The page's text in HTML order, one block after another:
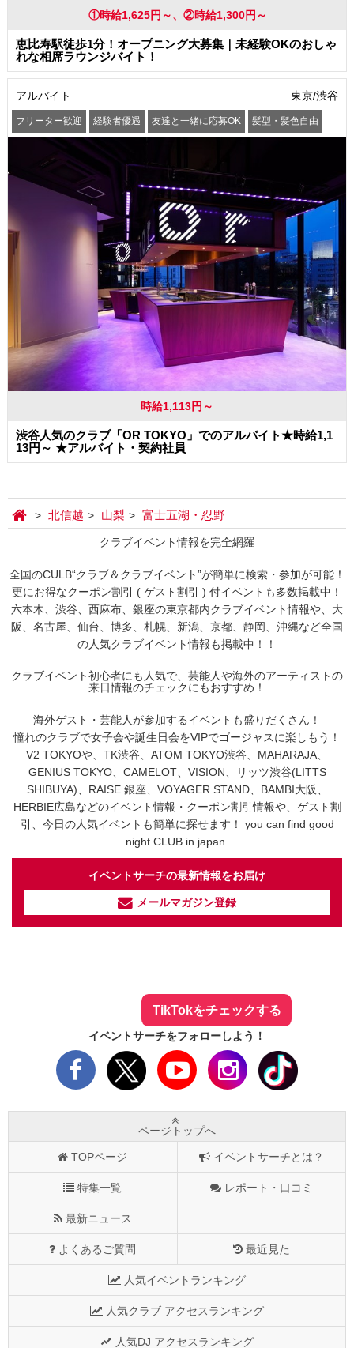
①時給1,625円～、②時給1,300円～
恵比寿駅徒歩1分！オープニング大募集｜未経験OKのおしゃ
れな相席ラウンジバイト！
アルバイト 東京/渋谷
フリーター歓迎 経験者優遇 友達と一緒に応募OK 髪型・髪色自由
ネイルOK
時給1,113円～
渋谷人気のクラブ「OR TOKYO」でのアルバイト★時給1,1
13円～ ★アルバイト・契約社員
北信越 山梨 富士五湖・忍野
クラブイベント情報を完全網羅
全国のCULB“クラブ＆クラブイベント”が簡単に検索・参加が可能！
更にお得なクーポン割引 ( ゲスト割引 ) 付イベントも多数掲載中！
六本木、渋谷、西麻布、銀座の東京都内クラブイベント情報や、大
阪、名古屋、仙台、博多、札幌、新潟、京都、静岡、沖縄など全国
の人気クラブイベント情報も掲載中！！
クラブイベント初心者にも人気で、芸能人や海外のアーティストの
来日情報のチェックにもおすすめ！
海外ゲスト・芸能人が参加するイベントも盛りだくさん！
憧れのクラブで女子会や誕生日会をVIPでゴージャスに楽しもう！
V2 TOKYOや、TK渋谷、ATOM TOKYO渋谷、MAHARAJA、
GENIUS TOKYO、CAMELOT、VISION、リッツ渋谷(LITTS
SHIBUYA)、RAISE 銀座、VOYAGER STAND、BAMBI大阪、
HERBIE広島などのイベント情報・クーポン割引情報や、ゲスト割
引、今日の人気イベントも簡単に探せます！ you can find good
night CLUB in japan.
イベントサーチの最新情報をお届け
メールマガジン登録
TikTokをチェックする
イベントサーチをフォローしよう！
ページトップへ
TOPページ イベントサーチとは？
特集一覧 レポート・口コミ
最新ニュース
よくあるご質問 最近見た
人気イベントランキング
人気クラブ アクセスランキング
人気DJ アクセスランキング